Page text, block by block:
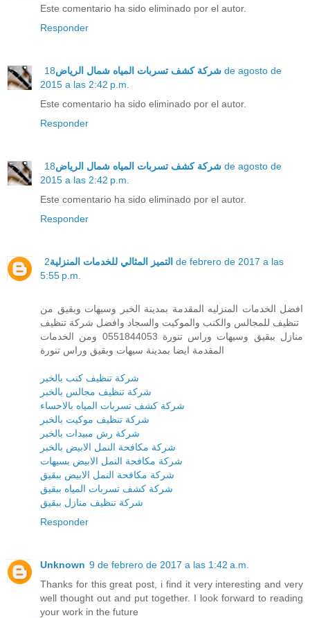
Este comentario ha sido eliminado por el autor.
Responder
شركة كشف تسربات المياه شمال الرياض18 de agosto de
2015 a las 2:42 p.m.
Este comentario ha sido eliminado por el autor.
Responder
شركة كشف تسربات المياه شمال الرياض18 de agosto de
2015 a las 2:42 p.m.
Este comentario ha sido eliminado por el autor.
Responder
التميز المثالي للخدمات المنزلية2 de febrero de 2017 a las
5:55 p.m.
افضل الخدمات المنزليه المقدمة بمدينة الخبر وسيهات وبقيق من
تنظيف للمجالس والكنب والموكيت والسجاد وافضل شركة تنظيف
منازل ببقيق وسيهات وراس تنورة 0551844053 ومن الخدمات
المقدمة ايضا بمدينة سيهات وبقيق وراس تنورة
شركة تنظيف كنب بالخبر
شركة تنظيف مجالس بالخبر
شركة كشف تسربات المياه بالاحساء
شركة تنظيف موكيت بالخبر
شركة رش مبيدات بالخبر
شركة مكافحة النمل الابيض بالخبر
شركة مكافحة النمل الابيض بسيهات
شركة مكافحة النمل الابيض ببقيق
شركة كشف تسربات المياه ببقيق
شركة تنظيف منازل ببقيق
Responder
Unknown 9 de febrero de 2017 a las 1:42 a.m.
Thanks for this great post, i find it very interesting and very
well thought out and put together. I look forward to reading
your work in the future